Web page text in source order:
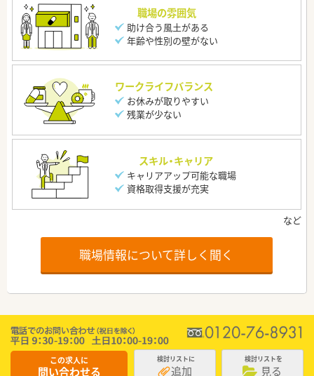
職場の雰囲気
助け合う風土がある
年齢や性別の壁がない
ワークライフバランス
お休みが取りやすい
残業が少ない
スキル・キャリア
キャリアアップ可能な職場
資格取得支援が充実
職場情報について詳しく聞く
この求人に
問い合わせる
検討リストに
追加
検討リストを
見る